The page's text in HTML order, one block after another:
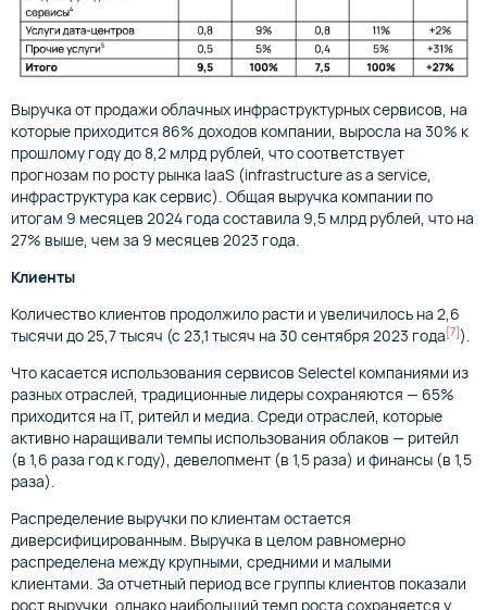
Выручка от продажи облачных инфраструктурных сервисов, на
которые приходится 86% доходов компании, выросла на 30% к
прошлому году до 8,2 млрд рублей, что соответствует
прогнозам по росту рынка IaaS (infrastructure as a service,
инфраструктура как сервис). Общая выручка компании по
итогам 9 месяцев 2024 года составила 9,5 млрд рублей, что на
27% выше, чем за 9 месяцев 2023 года.
Клиенты
Количество клиентов продолжило расти и увеличилось на 2,6
тысячи до 25,7 тысяч (с 23,1 тысяч на 30 сентября 2023 года[7]).
Что касается использования сервисов Selectel компаниями из
разных отраслей, традиционные лидеры сохраняются — 65%
приходится на IT, ритейл и медиа. Среди отраслей, которые
активно наращивали темпы использования облаков — ритейл
(в 1,6 раза год к году), девелопмент (в 1,5 раза) и финансы (в 1,5
раза).
Распределение выручки по клиентам остается
диверсифицированным. Выручка в целом равномерно
распределена между крупными, средними и малыми
клиентами. За отчетный период все группы клиентов показали
рост выручки, однако наибольший темп роста сохраняется у